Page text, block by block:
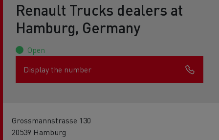
Renault Trucks dealers at
Hamburg, Germany
Open
Display the number
Grossmannstrasse 130
20539 Hamburg